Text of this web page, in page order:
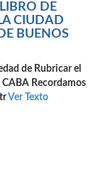
DE
CIUDAD
BUENOS
de Rubricar el
CABA Recordamos
Ver Texto